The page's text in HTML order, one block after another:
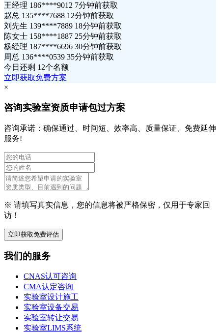
王经理 186****9012 7分钟前获取
赵总 135****7688 12分钟前获取
刘先生 139****7889 18分钟前获取
陈女士 158****1887 25分钟前获取
杨经理 187****6696 30分钟前获取
周总 136****0539 35分钟前获取
今日还剩 12个名额
立即获取免费方案
×
咨询实验室资质申请包过方案
咨询承诺：确保通过、时间短、效率高、质量保证、免费延伸
服务!
※ 请填写真实信息，您的信息将被严格保密，仅用于专家回
访！
立即获取免费评估
我们的服务
CNAS认可咨询
CMA认定咨询
实验室设计施工
实验室设备交易
实验室转让交易
实验室LIMS系统